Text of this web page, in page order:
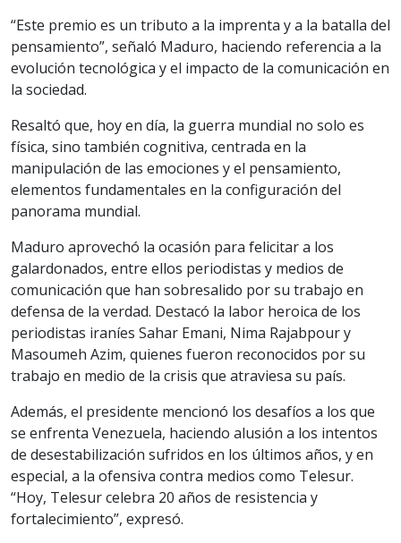
“Este premio es un tributo a la imprenta y a la batalla del
pensamiento”, señaló Maduro, haciendo referencia a la
evolución tecnológica y el impacto de la comunicación en
la sociedad.
Resaltó que, hoy en día, la guerra mundial no solo es
física, sino también cognitiva, centrada en la
manipulación de las emociones y el pensamiento,
elementos fundamentales en la configuración del
panorama mundial.
Maduro aprovechó la ocasión para felicitar a los
galardonados, entre ellos periodistas y medios de
comunicación que han sobresalido por su trabajo en
defensa de la verdad. Destacó la labor heroica de los
periodistas iraníes Sahar Emani, Nima Rajabpour y
Masoumeh Azim, quienes fueron reconocidos por su
trabajo en medio de la crisis que atraviesa su país.
Además, el presidente mencionó los desafíos a los que
se enfrenta Venezuela, haciendo alusión a los intentos
de desestabilización sufridos en los últimos años, y en
especial, a la ofensiva contra medios como Telesur.
“Hoy, Telesur celebra 20 años de resistencia y
fortalecimiento”, expresó.